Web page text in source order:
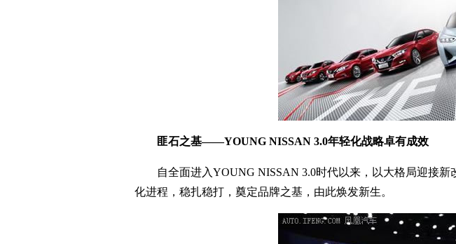
匪石之基——YOUNG NISSAN 3.0年轻化战略卓有成效
自全面进入YOUNG NISSAN 3.0时代以来，以大格局迎接新
化进程，稳扎稳打，奠定品牌之基，由此焕发新生。